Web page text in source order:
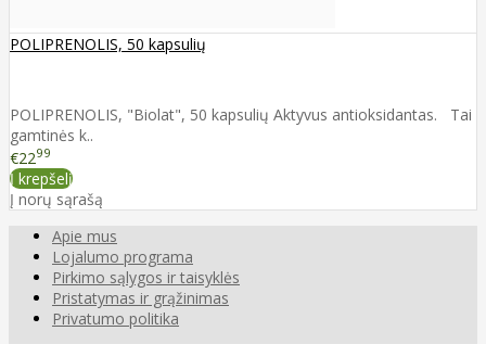
POLIPRENOLIS, 50 kapsulių
POLIPRENOLIS, "Biolat", 50 kapsulių Aktyvus antioksidantas. Tai
gamtinės k..
€2299
Į krepšelį
Į norų sąrašą
Apie mus
Lojalumo programa
Pirkimo sąlygos ir taisyklės
Pristatymas ir grąžinimas
Privatumo politika